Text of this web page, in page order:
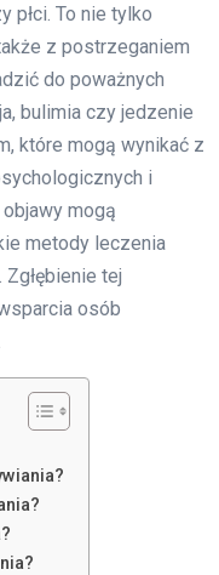
płci. To nie tylko
z postrzeganiem
do poważnych
bulimia czy jedzenie
które mogą wynikać z
i
mogą
metody leczenia
tej
osób